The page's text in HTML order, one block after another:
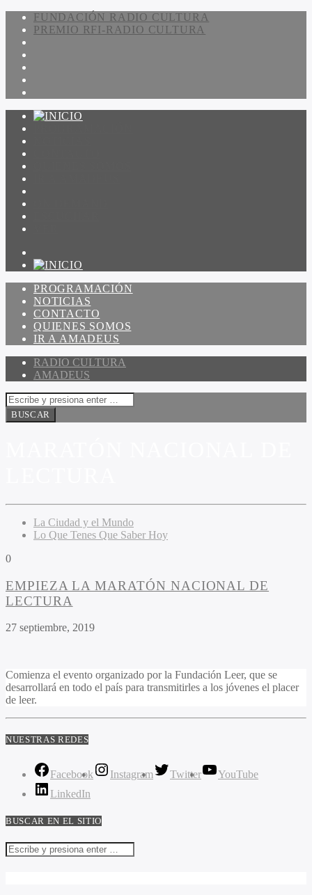
FUNDACIÓN RADIO CULTURA
PREMIO RFI-RADIO CULTURA
PROGRAMACIÓN
NOTICIAS
CONTACTO
QUIENES SOMOS
IR A AMADEUS
RADIO CULTURA
AMADEUS
La Ciudad y el Mundo
Lo Que Tenes Que Saber Hoy
0
EMPIEZA LA MARATÓN NACIONAL DE
LECTURA
27 septiembre, 2019
Comienza el evento organizado por la Fundación Leer, que se
desarrollará en todo el país para transmitirles a los jóvenes el placer
de leer.
NUESTRAS REDES
Facebook Instagram Twitter
YouTube
LinkedIn
BUSCAR EN EL SITIO